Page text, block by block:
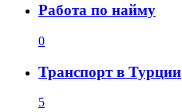
Работа по найму
0
Транспорт в Турции
5